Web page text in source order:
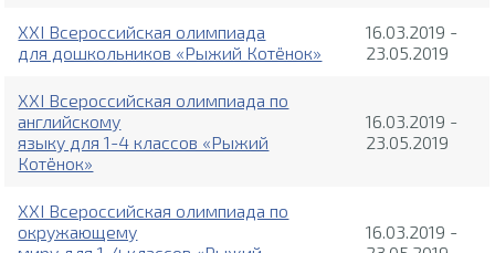
XXI Всероссийская олимпиада
для дошкольников «Рыжий Котёнок»
16.03.2019 -
23.05.2019
XXI Всероссийская олимпиада по
английскому
языку для 1-4 классов «Рыжий
Котёнок»
16.03.2019 -
23.05.2019
XXI Всероссийская олимпиада по
окружающему
16.03.2019 -